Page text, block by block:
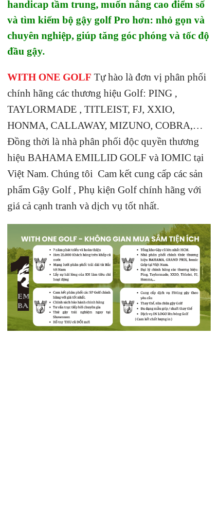
handicap tầm trung, muốn nâng cao điểm số
và tìm kiếm bộ gậy golf Pro hơn: nhỏ gọn và
chuyên nghiệp, giúp tăng góc phóng và tốc độ
đầu gậy.
WITH ONE GOLF Tự hào là đơn vị phân phối
chính hãng các thương hiệu Golf: PING ,
TAYLORMADE , TITLEIST, FJ, XXIO,
HONMA, CALLAWAY, MIZUNO, COBRA,…
Đồng thời là nhà phân phối độc quyền thương
hiệu BAHAMA EMILLID GOLF và IOMIC tại
Việt Nam. Chúng tôi Cam kết cung cấp các sản
phẩm Gậy Golf , Phụ kiện Golf chính hãng với
giá cả cạnh tranh và dịch vụ tốt nhất.